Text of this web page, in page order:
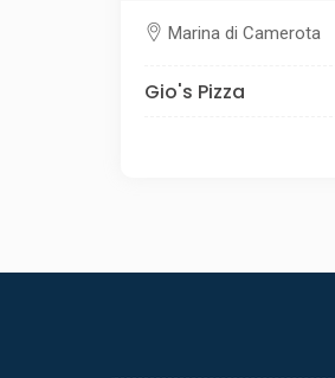
Marina di Camerota
Gio's Pizza